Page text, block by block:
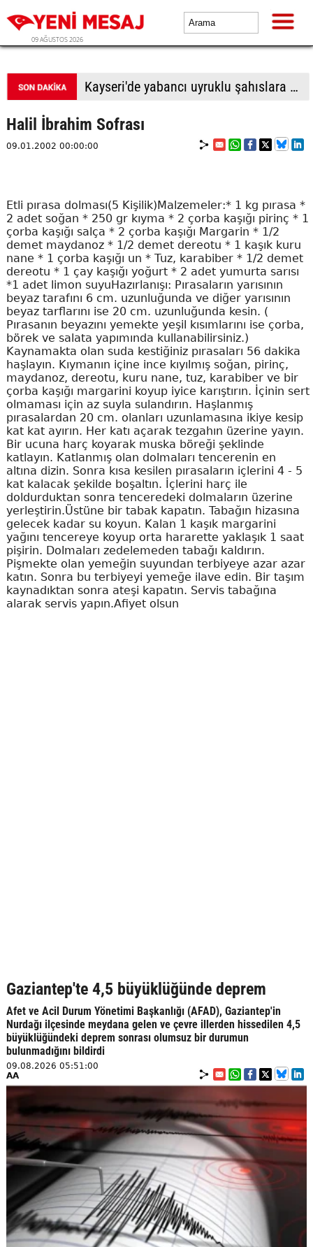
09 AĞUSTOS 2026
BTP Antalya İl Başkanlığından yoğun mesai: İl binasında ve Manavgat'ta üye buluşmaları
Halil İbrahim Sofrası
09.01.2002 00:00:00
Etli pırasa dolması(5 Kişilik)Malzemeler:* 1 kg pırasa *
2 adet soğan * 250 gr kıyma * 2 çorba kaşığı pirinç * 1
çorba kaşığı salça * 2 çorba kaşığı Margarin * 1/2
demet maydanoz * 1/2 demet dereotu * 1 kaşık kuru
nane * 1 çorba kaşığı un * Tuz, karabiber * 1/2 demet
dereotu * 1 çay kaşığı yoğurt * 2 adet yumurta sarısı
*1 adet limon suyuHazırlanışı: Pırasaların yarısının
beyaz tarafını 6 cm. uzunluğunda ve diğer yarısının
beyaz tarflarını ise 20 cm. uzunluğunda kesin. (
Pırasanın beyazını yemekte yeşil kısımlarını ise çorba,
börek ve salata yapımında kullanabilirsiniz.)
Kaynamakta olan suda kestiğiniz pırasaları 56 dakika
haşlayın. Kıymanın içine ince kıyılmış soğan, pirinç,
maydanoz, dereotu, kuru nane, tuz, karabiber ve bir
çorba kaşığı margarini koyup iyice karıştırın. İçinin sert
olmaması için az suyla sulandırın. Haşlanmış
pırasalardan 20 cm. olanları uzunlamasına ikiye kesip
kat kat ayırın. Her katı açarak tezgahın üzerine yayın.
Bir ucuna harç koyarak muska böreği şeklinde
katlayın. Katlanmış olan dolmaları tencerenin en
altına dizin. Sonra kısa kesilen pırasaların içlerini 4 - 5
kat kalacak şekilde boşaltın. İçlerini harç ile
doldurduktan sonra tenceredeki dolmaların üzerine
yerleştirin.Üstüne bir tabak kapatın. Tabağın hizasına
gelecek kadar su koyun. Kalan 1 kaşık margarini
yağını tencereye koyup orta hararette yaklaşık 1 saat
pişirin. Dolmaları zedelemeden tabağı kaldırın.
Pişmekte olan yemeğin suyundan terbiyeye azar azar
katın. Sonra bu terbiyeyi yemeğe ilave edin. Bir taşım
kaynadıktan sonra ateşi kapatın. Servis tabağına
alarak servis yapın.Afiyet olsun
Gaziantep'te 4,5 büyüklüğünde deprem
Afet ve Acil Durum Yönetimi Başkanlığı (AFAD), Gaziantep'in
Nurdağı ilçesinde meydana gelen ve çevre illerden hissedilen 4,5
büyüklüğündeki deprem sonrası olumsuz bir durumun
bulunmadığını bildirdi
09.08.2026 05:51:00
AA